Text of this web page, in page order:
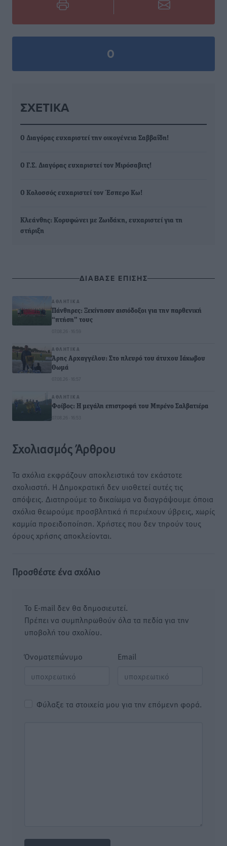
0
ΣΧΕΤΙΚΆ
Ο Διαγόρας ευχαριστεί την οικογένεια Σαββαΐδη!
Ο Γ.Σ. Διαγόρας ευχαριστεί τον Μιρόσαβιτς!
Ο Κολοσσός ευχαριστεί τον Έσπερο Κω!
Κλεάνθης: Κορυφώνει με Ζωιδάκη, ευχαριστεί για τη
στήριξη
ΔΙΑΒΑΣΕ ΕΠΙΣΗΣ
ΑΘΛΗΤΙΚΆ
Πάνθηρες: Ξεκίνησαν αισιόδοξοι για την παρθενική
“πτήση” τους
07.08.26 · 16:59
ΑΘΛΗΤΙΚΆ
Άρης Αρχαγγέλου: Στο πλευρό του άτυχου Ιάκωβου
Θωμά
07.08.26 · 16:57
ΑΘΛΗΤΙΚΆ
Φοίβος: Η μεγάλη επιστροφή του Μπρένο Σαλβατιέρα
07.08.26 · 16:53
Σχολιασμός Άρθρου
Τα σχόλια εκφράζουν αποκλειστικά τον εκάστοτε
σχολιαστή. Η Δημοκρατική δεν υιοθετεί αυτές τις
απόψεις. Διατηρούμε το δικαίωμα να διαγράψουμε όποια
σχόλια θεωρούμε προσβλητικά ή περιέχουν ύβρεις, χωρίς
καμμία προειδοποίηση. Χρήστες που δεν τηρούν τους
όρους χρήσης αποκλείονται.
Προσθέστε ένα σχόλιο
Το E-mail δεν θα δημοσιευτεί.
Πρέπει να συμπληρωθούν όλα τα πεδία για την
υποβολή του σχολίου.
Όνοματεπώνυμο Email
Φύλαξε τα στοιχεία μου για την επόμενη φορά.